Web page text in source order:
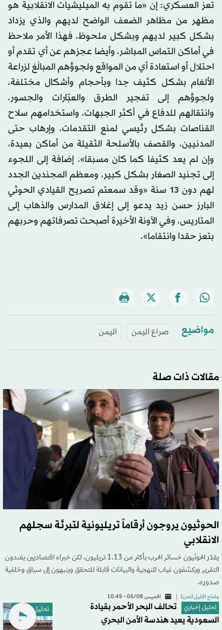
تعز العسكري: إن «ما تقوم به الميليشيات الانقلابية هو
مظهر من مظاهر الضعف الواضح لديهم والذي يزداد
بشكل كبير لديهم وبشكل ملحوظ، فهذا الأمر ملاحظ
في أماكن التماس المباشر، وأيضا عجزهم عن أي تقدم أو
احتلال أو استعادة أي من المواقع ولجوؤهم المبالَغ لزراعة
الألغام بشكل كثيف جدا وبأحجام وأشكال مختلفة،
ولجوؤهم إلى تفجير الطرق والعبّارات والجسور،
وانتقالهم للدفاع في أكثر الجبهات، واستخدامهم سلاح
القناصات بشكل رئيسي لمنع التقدمات، وإرهاب حتى
المدنيين، والقصف بالأسلحة الثقيلة من أماكن بعيدة،
وإن لم يعد كثيفا كما كان مسبقا». إضافة إلى اللجوء
إلى تجنيد الصغار بشكل كبير، ومعظم المجندين الجدد
لهم دون 13 سنة «وقد سمعتم تصريح القيادي الحوثي
البارز حسن زيد يدعو إلى إغلاق المدارس والذهاب إلى
المتاريس، وفي الآونة الأخيرة أصبحت تصرفاتهم وحربهم
بتعز حقدا وانتقاما».
مواضيع صراع اليمن اليمن
مقالات ذات صلة
الحوثيون يروجون أرقاماً تريليونية لتبرئة سجلهم
الانقلابي
يقدّر الحوثيون خسائر الحرب بأكثر من 1.13 تريليون، لكن خبراء اقتصاديين يفندون
التقرير ويكشفون غياب المنهجية والبيانات قابلة للتحقق وينبهون إلى سياق وخلفية
صدوره.
وضاح الجليل (عدن) الخميس 06/08 - 10:49
تحليل إخباري تحليل إخباري
تحالف البحر الأحمر بقيادة
السعودية يعيد هندسة الأمن البحري